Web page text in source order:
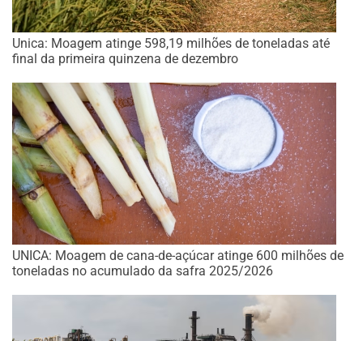
Unica: Moagem atinge 598,19 milhões de toneladas até
final da primeira quinzena de dezembro
UNICA: Moagem de cana-de-açúcar atinge 600 milhões de
toneladas no acumulado da safra 2025/2026